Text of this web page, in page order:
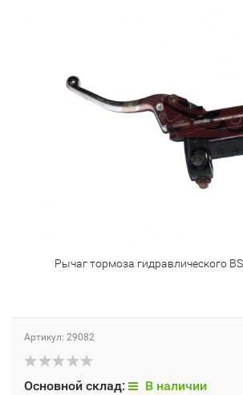
Рычаг тормоза гидравлического
Артикул: 29082
Основной склад: В наличии